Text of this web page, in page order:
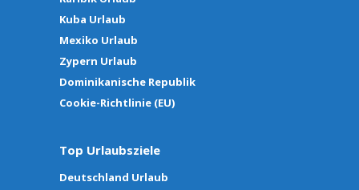
Kuba Urlaub
Mexiko Urlaub
Zypern Urlaub
Dominikanische Republik
Cookie-Richtlinie (EU)
Top Urlaubsziele
Deutschland Urlaub